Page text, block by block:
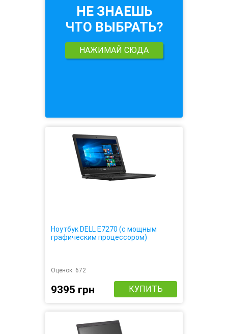
НЕ ЗНАЕШЬ
ЧТО ВЫБРАТЬ?
НАЖИМАЙ СЮДА
Ноутбук DELL E7270 (с мощным
графическим процессором)
Оценок: 672
9395 грн КУПИТЬ